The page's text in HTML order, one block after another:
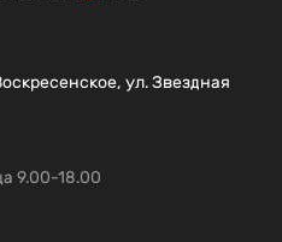
ул. Звездная
9.00-18.00